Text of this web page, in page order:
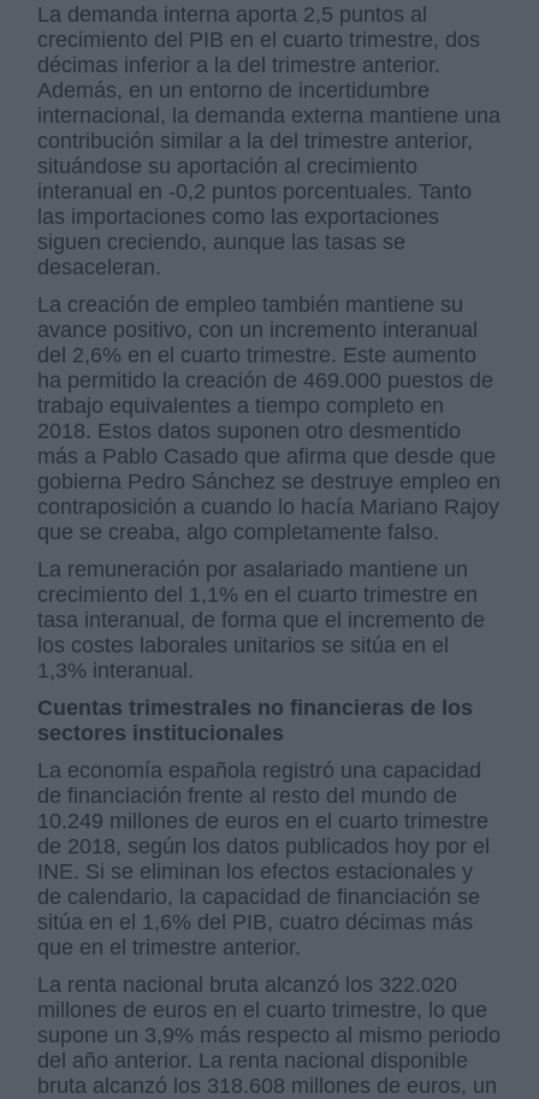
La demanda interna aporta 2,5 puntos al
crecimiento del PIB en el cuarto trimestre, dos
décimas inferior a la del trimestre anterior.
Además, en un entorno de incertidumbre
internacional, la demanda externa mantiene una
contribución similar a la del trimestre anterior,
situándose su aportación al crecimiento
interanual en -0,2 puntos porcentuales. Tanto
las importaciones como las exportaciones
siguen creciendo, aunque las tasas se
desaceleran.
La creación de empleo también mantiene su
avance positivo, con un incremento interanual
del 2,6% en el cuarto trimestre. Este aumento
ha permitido la creación de 469.000 puestos de
trabajo equivalentes a tiempo completo en
2018. Estos datos suponen otro desmentido
más a Pablo Casado que afirma que desde que
gobierna Pedro Sánchez se destruye empleo en
contraposición a cuando lo hacía Mariano Rajoy
que se creaba, algo completamente falso.
La remuneración por asalariado mantiene un
crecimiento del 1,1% en el cuarto trimestre en
tasa interanual, de forma que el incremento de
los costes laborales unitarios se sitúa en el
1,3% interanual.
Cuentas trimestrales no financieras de los
sectores institucionales
La economía española registró una capacidad
de financiación frente al resto del mundo de
10.249 millones de euros en el cuarto trimestre
de 2018, según los datos publicados hoy por el
INE. Si se eliminan los efectos estacionales y
de calendario, la capacidad de financiación se
sitúa en el 1,6% del PIB, cuatro décimas más
que en el trimestre anterior.
La renta nacional bruta alcanzó los 322.020
millones de euros en el cuarto trimestre, lo que
supone un 3,9% más respecto al mismo periodo
del año anterior. La renta nacional disponible
bruta alcanzó los 318.608 millones de euros, un